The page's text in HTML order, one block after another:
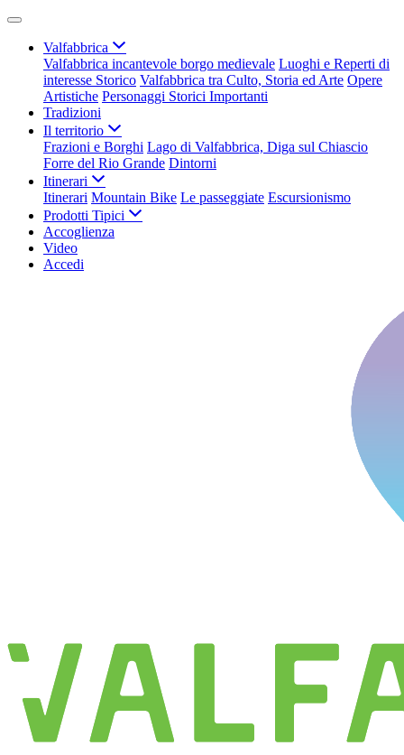
Valfabbrica
Valfabbrica incantevole borgo medievale Luoghi e Reperti di
interesse Storico Valfabbrica tra Culto, Storia ed Arte Opere
Artistiche Personaggi Storici Importanti
Tradizioni
Il territorio
Frazioni e Borghi Lago di Valfabbrica, Diga sul Chiascio
Forre del Rio Grande Dintorni
Itinerari
Itinerari Mountain Bike Le passeggiate Escursionismo
Prodotti Tipici
Accoglienza
Video
Accedi